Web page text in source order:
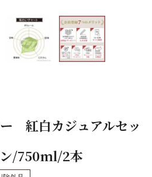
ー 紅白カジュアルセッ
ン/750ml/2本